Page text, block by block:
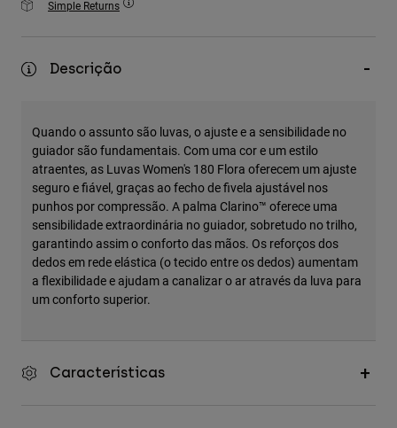
Accessories
Bags & Backpacks
Ver tudo
Simple Returns
Descrição
Quando o assunto são luvas, o ajuste e a sensibilidade no
guiador são fundamentais. Com uma cor e um estilo
atraentes, as Luvas Women's 180 Flora oferecem um ajuste
seguro e fiável, graças ao fecho de fivela ajustável nos
punhos por compressão. A palma Clarino™ oferece uma
sensibilidade extraordinária no guiador, sobretudo no trilho,
garantindo assim o conforto das mãos. Os reforços dos
dedos em rede elástica (o tecido entre os dedos) aumentam
a flexibilidade e ajudam a canalizar o ar através da luva para
um conforto superior.
Características